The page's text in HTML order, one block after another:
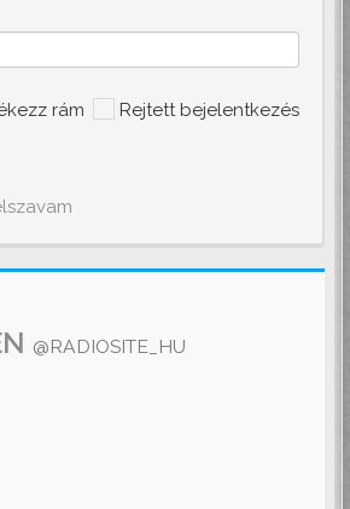
rám Rejtett bejelentkezés
@RADIOSITE_HU